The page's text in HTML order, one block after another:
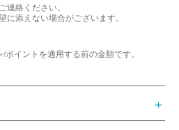
連絡ください。
添えない場合がございます。
イントを適用する前の金額です。